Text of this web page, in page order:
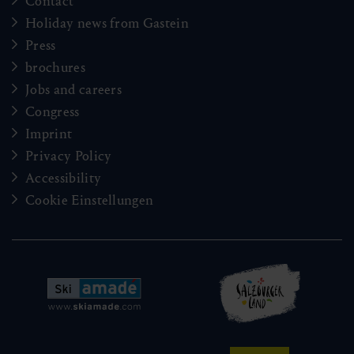
Holiday news from Gastein
Press
brochures
Jobs and careers
Congress
Imprint
Privacy Policy
Accessibility
Cookie Einstellungen